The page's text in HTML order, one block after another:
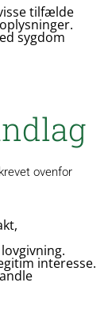
tilfælde
sygdom
ovenfor
interesse.